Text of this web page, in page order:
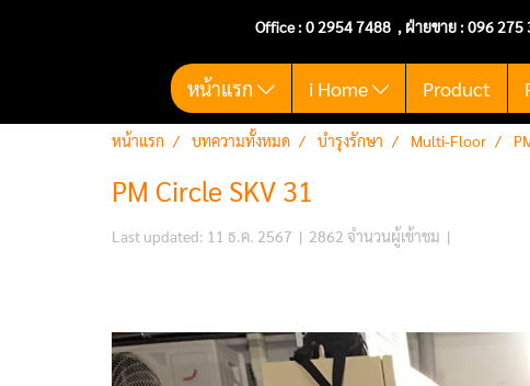
Office :0 2954 7488 , ฝ่ายขาย : 096
หน้าแรก i Home Product
หน้าแรก บทความทั้งหมด บำรุงรักษา Multi-Floor
PM Circle SKV 31
Last updated: 11 ธ.ค. 2567 | 2862 จำนวนผู้เข้าชม |